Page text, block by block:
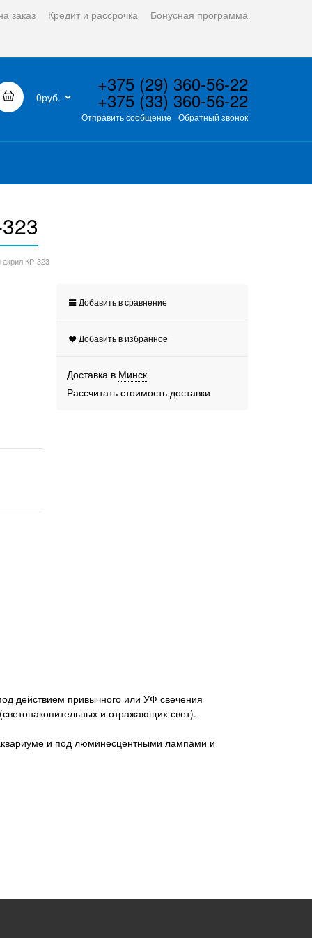
заказ Кредит и рассрочка Бонусная программа
0руб.
+375 (29) 360-56-22
+375 (33) 360-56-22
Отправить сообщение Обратный звонок
акрил КР-323
Добавить в сравнение
Добавить в избранное
Доставка в Минск
Рассчитать стоимость доставки
действием привычного или УФ свечения
и отражающих свет).
и под люминесцентными лампами и